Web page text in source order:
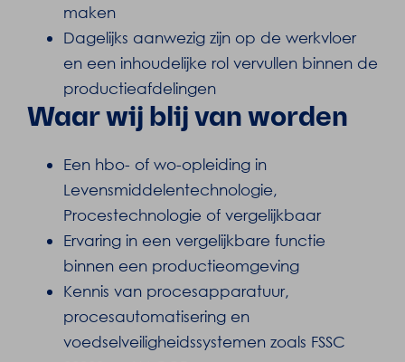
maken
Dagelijks aanwezig zijn op de werkvloer
en een inhoudelijke rol vervullen binnen de
productieafdelingen
Waar wij blij van worden
Een hbo- of wo-opleiding in
Levensmiddelentechnologie,
Procestechnologie of vergelijkbaar
Ervaring in een vergelijkbare functie
binnen een productieomgeving
Kennis van procesapparatuur,
procesautomatisering en
voedselveiligheidssystemen zoals FSSC